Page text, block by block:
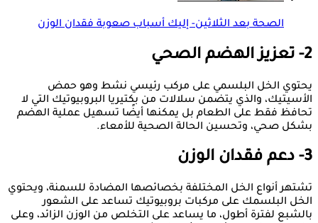
الصحة بعد الثلاثين- إليك أسباب صعوبة فقدان الوزن
2- تعزيز الهضم الصحي
يحتوي الخل البلسمي على مركب رئيسي نشط وهو حمض
الأسيتيك، والذي يتضمن سلالات من بكتيريا البروبيوتيك التي لا
تحافظ فقط على الطعام بل يمكنها أيضًا تسهيل عملية الهضم
بشكل صحي، وتحسين الحالة الصحية للأمعاء.
3- دعم فقدان الوزن
تشتهر أنواع الخل المختلفة بخصائصها المضادة للسمنة، ويحتوي
الخل البلسمك على مركبات بروبيوتيك تساعد على الشعور
بالشبع لفترة أطول، ما يساعد على التخلص من الوزن الزائد، وعلى